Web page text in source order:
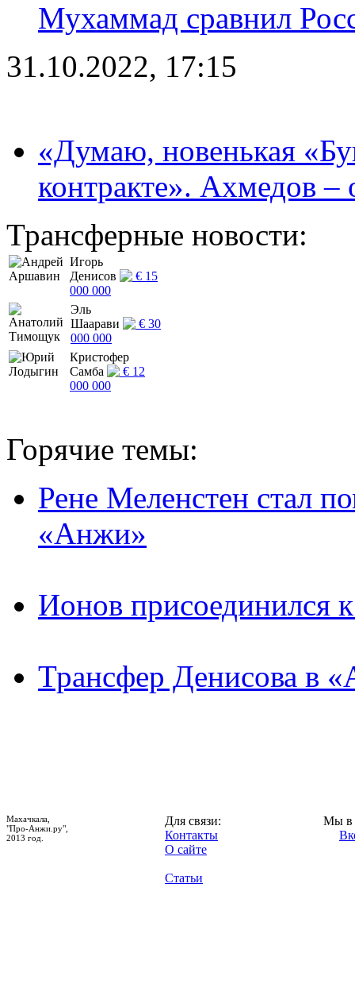
Мухаммад сравнил
31.10.2022, 17:15
«Думаю, новенькая
контракте». Ахмедов
Трансферные новости:
Игорь
Денисов
€ 15
000 000
Эль
Шаарави
€ 30
000 000
Кристофер
Самба
€ 12
000 000
Горячие темы:
Рене Меленстен стал
«Анжи»
Ионов присоединился
Трансфер Денисова в
Махачкала,
"Про-Анжи.ру",
2013 год.
Для связи:
Контакты
О сайте
Статьи
Мы в